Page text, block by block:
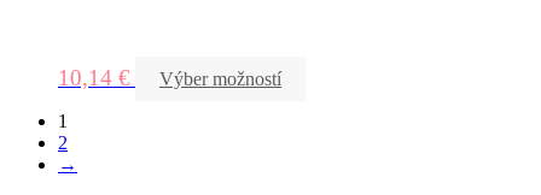
10,14 € Výber možností
1
2
→